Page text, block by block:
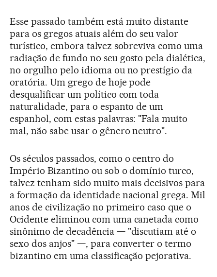
Esse passado também está muito distante
para os gregos atuais além do seu valor
turístico, embora talvez sobreviva como uma
radiação de fundo no seu gosto pela dialética,
no orgulho pelo idioma ou no prestígio da
oratória. Um grego de hoje pode
desqualificar um político com toda
naturalidade, para o espanto de um
espanhol, com estas palavras: "Fala muito
mal, não sabe usar o gênero neutro".
Os séculos passados, como o centro do
Império Bizantino ou sob o domínio turco,
talvez tenham sido muito mais decisivos para
a formação da identidade nacional grega. Mil
anos de civilização no primeiro caso que o
Ocidente eliminou com uma canetada como
sinônimo de decadência — "discutiam até o
sexo dos anjos" —, para converter o termo
bizantino em uma classificação pejorativa.